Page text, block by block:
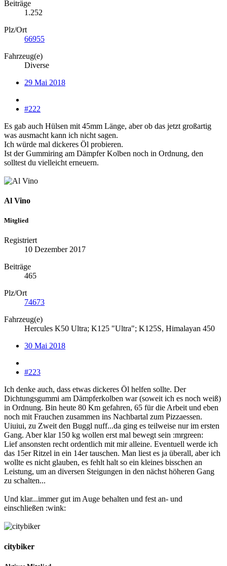
Beiträge
1.252
Plz/Ort
66955
Fahrzeug(e)
Diverse
29 Mai 2018
#222
Es gab auch Hülsen mit 45mm Länge, aber ob das jetzt großartig
was ausmacht kann ich nicht sagen.
Ich würde mal dickeres Öl probieren.
Ist der Gummiring am Dämpfer Kolben noch in Ordnung, den
solltest du vielleicht erneuern.
Al Vino
Mitglied
Registriert
10 Dezember 2017
Beiträge
465
Plz/Ort
74673
Fahrzeug(e)
Hercules K50 Ultra; K125 "Ultra"; K125S, Himalayan 450
30 Mai 2018
#223
Ich denke auch, dass etwas dickeres Öl helfen sollte. Der
Dichtungsgummi am Dämpferkolben war (soweit ich es noch weiß)
in Ordnung. Bin heute 80 Km gefahren, 65 für die Arbeit und eben
noch mit Frauchen zusammen ins Nachbartal zum Pizzaessen.
Uiuiui, zu Zweit den Buggl nuff...da ging es teilweise nur im ersten
Gang. Aber klar 150 kg wollen erst mal bewegt sein :mrgreen:
Lief ansonsten recht ordentlich mit mir alleine. Eventuell werde ich
das 15er Ritzel in ein 14er tauschen. Man liest es ja überall, aber ich
wollte es nicht glauben, es fehlt halt so ein kleines bisschen an
Leistung, um an diversen Steigungen in den nächst höheren Gang
zu schalten...
Und klar...immer gut im Auge behalten und fest an- und
einschließen :wink:
citybiker